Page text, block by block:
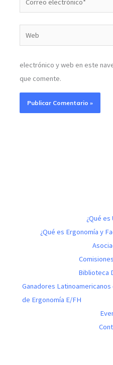
electrónico*
electrónico y web en este
que comente.
¿Qué es
¿Qué es Ergonomía y
Biblioteca
Ganadores
de Ergonomía E/FH